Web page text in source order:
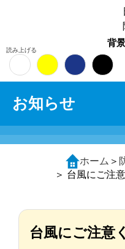
読み上げる
背
お知らせ
ホーム ＞
＞ 台風にご注
台風にご注意